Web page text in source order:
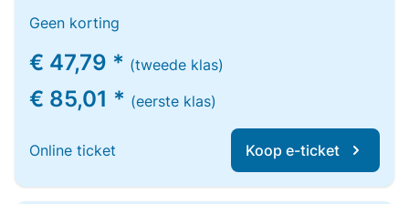
Geen korting
€ 47,79 * (tweede klas)
€ 85,01 * (eerste klas)
Online ticket Koop e-ticket